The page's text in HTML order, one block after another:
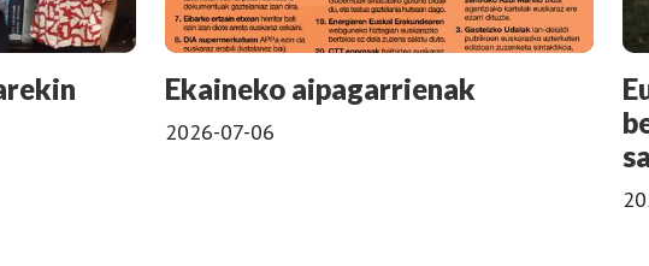
Ekaineko aipagarrienak
2026-07-06